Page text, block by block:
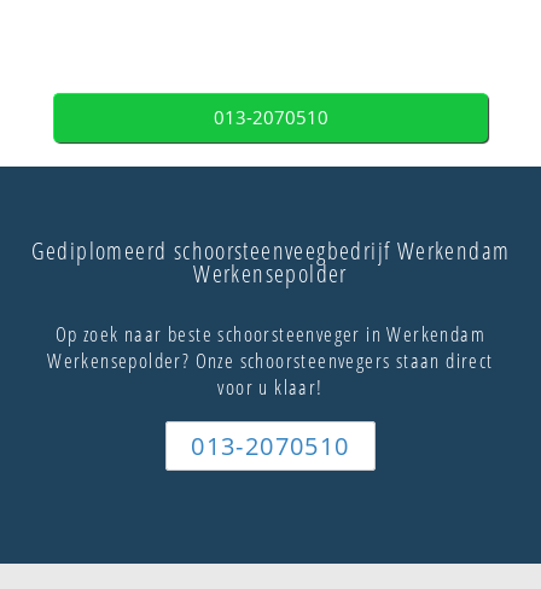
013-2070510
Gediplomeerd schoorsteenveegbedrijf Werkendam
Werkensepolder
Op zoek naar beste schoorsteenveger in Werkendam
Werkensepolder? Onze schoorsteenvegers staan direct
voor u klaar!
013-2070510